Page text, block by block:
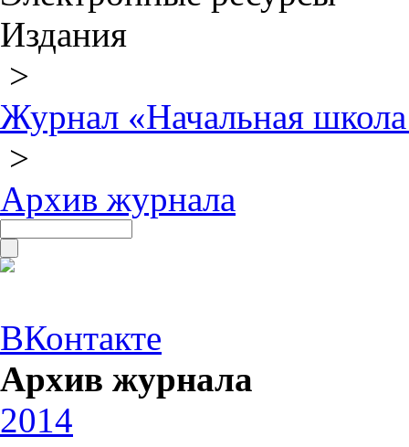
Издания
>
Журнал «Начальная
>
Архив журнала
ВКонтакте
Архив журнала
2014